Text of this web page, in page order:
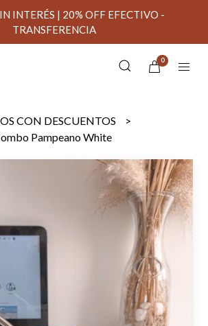
INTERÉS | 20% OFF EFECTIVO -
TRANSFERENCIA
0
CON DESCUENTOS
Pampeano White